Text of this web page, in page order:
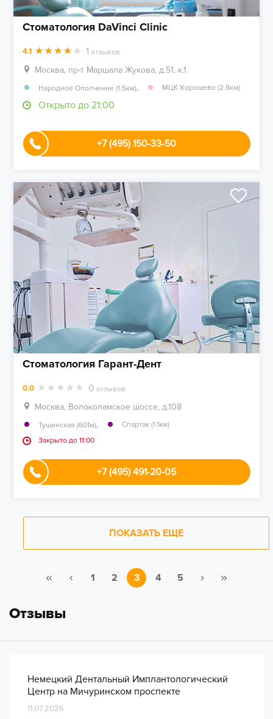
Стоматология DaVinci Clinic
4.1 1 отзывов
Москва, пр-т Маршала Жукова, д.51, к.1
Народное Ополчение (1.5км), МЦК Хорошево (2.8км)
Открыто до 21:00
+7 (495) 150-33-50
Стоматология Гарант-Дент
0.0 0 отзывов
Москва, Волоколамское шоссе, д.108
Тушинская (601м),
Спартак (1.1км)
Закрыто до 11:00
+7 (495) 491-20-05
ПОКАЗАТЬ ЕЩЕ
1 2 3 4 5
Отзывы
Немецкий Дентальный Имплантологический
Центр на Мичуринском проспекте
11.07.2026